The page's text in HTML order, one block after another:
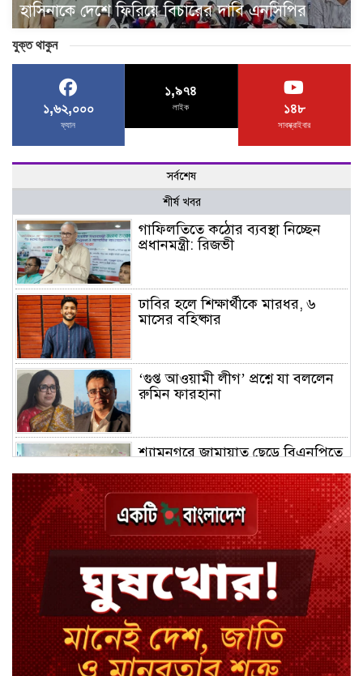
হাসিনাকে দেশে ফিরিয়ে বিচারের দাবি এনসিপির
যুক্ত থাকুন
১,৬২,০০০
ফ্যান
১,৯৭৪
লাইক ১৪৮
সাবস্ক্রাইবার
সর্বশেষ
শীর্ষ খবর
গাফিলতিতে কঠোর ব্যবস্থা নিচ্ছেন
প্রধানমন্ত্রী: রিজভী
ঢাবির হলে শিক্ষার্থীকে মারধর, ৬
মাসের বহিষ্কার
‘গুপ্ত আওয়ামী লীগ’ প্রশ্নে যা বললেন
রুমিন ফারহানা
শ্যামনগরে জামায়াত ছেড়ে বিএনপিতে
ঢাকায় হালকা বৃষ্টির সম্ভাবনা, বাড়তে
পারে তাপমাত্রা
মন্ত্রী-এমপিদের উপস্থিতিতে ইউএনওর
আইফোন চুরি